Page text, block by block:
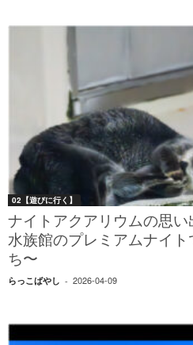
02【遊びに行く】
ナイトアクアリウムの思
水族館のプレミアムナイ
ち〜
らっこばやし - 2026-04-09